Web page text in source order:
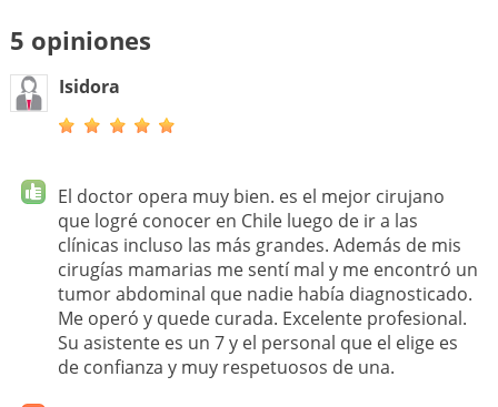
5 opiniones
Isidora
El doctor opera muy bien. es el mejor cirujano
que logré conocer en Chile luego de ir a las
clínicas incluso las más grandes. Además de mis
cirugías mamarias me sentí mal y me encontró un
tumor abdominal que nadie había diagnosticado.
Me operó y quede curada. Excelente profesional.
Su asistente es un 7 y el personal que el elige es
de confianza y muy respetuosos de una.